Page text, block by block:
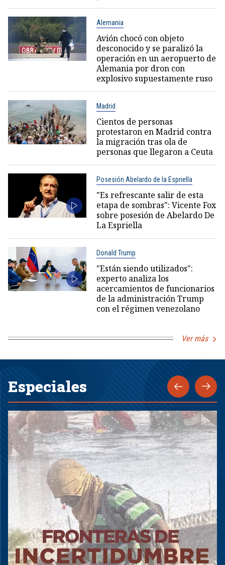
Alemania
Avión chocó con objeto
desconocido y se paralizó la
operación en un aeropuerto de
Alemania por dron con
explosivo supuestamente ruso
Madrid
Cientos de personas
protestaron en Madrid contra
la migración tras ola de
personas que llegaron a Ceuta
Posesión Abelardo de la Espriella
"Es refrescante salir de esta
etapa de sombras": Vicente Fox
sobre posesión de Abelardo De
La Espriella
Donald Trump
"Están siendo utilizados":
experto analiza los
acercamientos de funcionarios
de la administración Trump
con el régimen venezolano
Ver más
Especiales